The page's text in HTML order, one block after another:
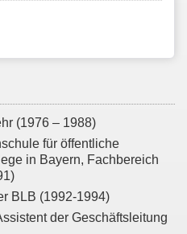
(1976 – 1988)
für öffentliche
in Bayern, Fachbereich
BLB (1992-1994)
der Geschäftsleitung